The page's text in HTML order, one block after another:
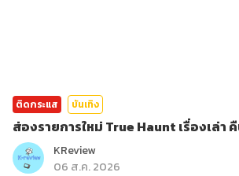
ติดกระแส บันเทิง
ส่องรายการใหม่ True Haunt เรื่องเล่า
KReview
06 ส.ค. 2026